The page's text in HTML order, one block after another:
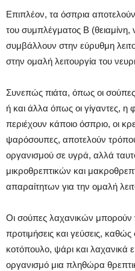
Επιπλέον, τα όσπρια
του συμπλέγματος Β (θειαμίνη,
συμβάλλουν στην εύρυθμη
στην ομαλή λειτουργία του
Συνεπώς πιάτα, όπως οι
ή και άλλα όπως οι γίγαντες, η
περιέχουν κάποιο όσπριο, οι
ψαρόσουπες, αποτελούν
οργανισμού σε υγρά, αλλά
μικροθρεπτικών και
απαραίτητων για την ομαλή
Οι σούπες λαχανικών μπορούν
προτιμήσεις και γεύσεις,
κοτόπουλο, ψάρι και λαχανικά
οργανισμό μια πληθώρα